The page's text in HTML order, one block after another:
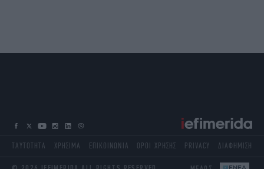
ΤΑΥΤΟΤΗΤΑ ΧΡΗΣΙΜΑ ΕΠΙΚΟΙΝΩΝΙΑ ΟΡΟΙ ΧΡΗΣΗΣ PRIVACY ΔΙΑΦΗΜΙΣΗ